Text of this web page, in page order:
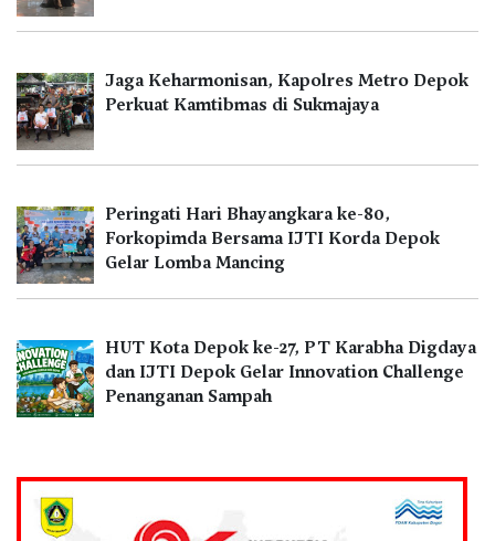
Jaga Keharmonisan, Kapolres Metro Depok
Perkuat Kamtibmas di Sukmajaya
Peringati Hari Bhayangkara ke-80,
Forkopimda Bersama IJTI Korda Depok
Gelar Lomba Mancing
HUT Kota Depok ke-27, PT Karabha Digdaya
dan IJTI Depok Gelar Innovation Challenge
Penanganan Sampah